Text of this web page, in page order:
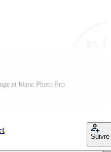
et blanc Photo Pro
Suivre